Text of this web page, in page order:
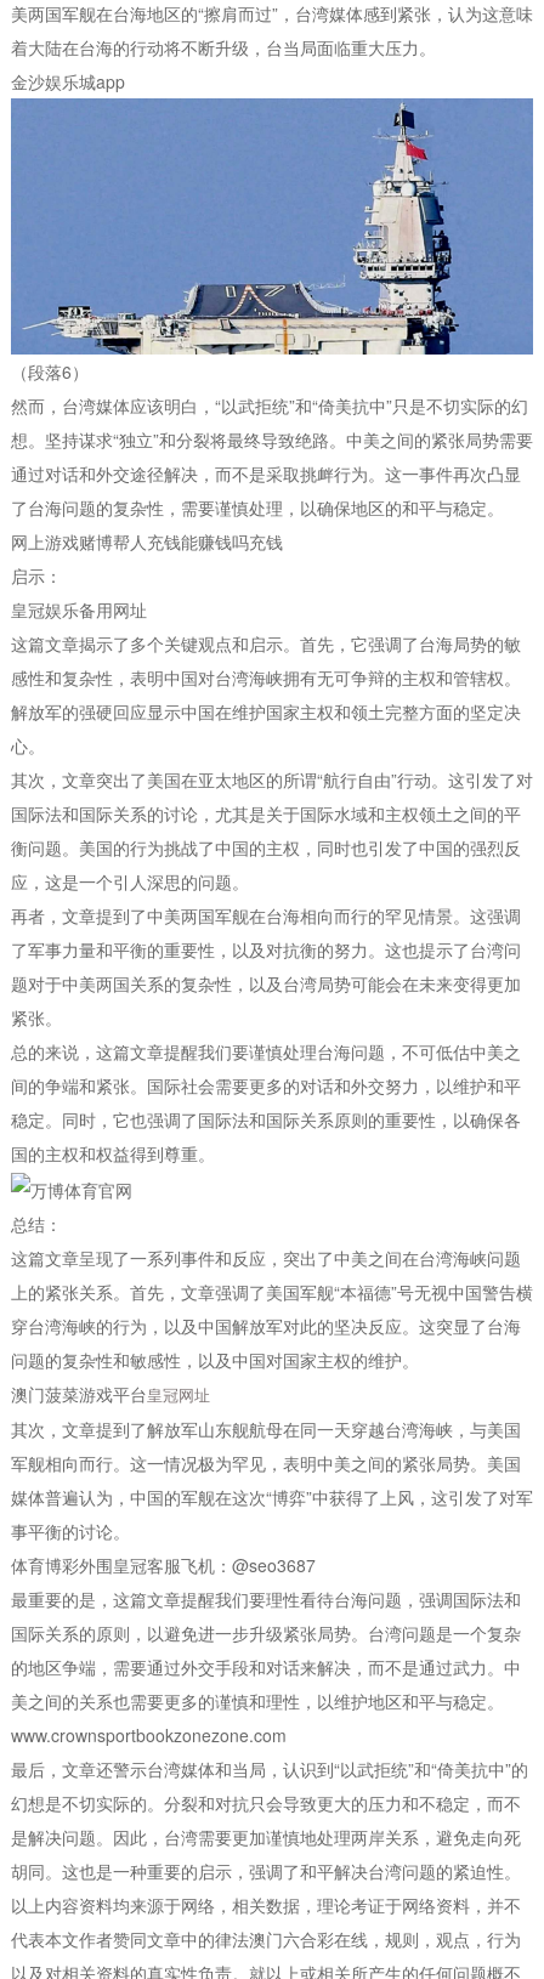
美两国军舰在台海地区的“擦肩而过”，台湾媒体感到紧张，认为这意味
着大陆在台海的行动将不断升级，台当局面临重大压力。
金沙娱乐城app
（段落6）
然而，台湾媒体应该明白，“以武拒统”和“倚美抗中”只是不切实际的幻
想。坚持谋求“独立”和分裂将最终导致绝路。中美之间的紧张局势需要
通过对话和外交途径解决，而不是采取挑衅行为。这一事件再次凸显
了台海问题的复杂性，需要谨慎处理，以确保地区的和平与稳定。
网上游戏赌博帮人充钱能赚钱吗充钱
启示：
皇冠娱乐备用网址
这篇文章揭示了多个关键观点和启示。首先，它强调了台海局势的敏
感性和复杂性，表明中国对台湾海峡拥有无可争辩的主权和管辖权。
解放军的强硬回应显示中国在维护国家主权和领土完整方面的坚定决
心。
其次，文章突出了美国在亚太地区的所谓“航行自由”行动。这引发了对
国际法和国际关系的讨论，尤其是关于国际水域和主权领土之间的平
衡问题。美国的行为挑战了中国的主权，同时也引发了中国的强烈反
应，这是一个引人深思的问题。
再者，文章提到了中美两国军舰在台海相向而行的罕见情景。这强调
了军事力量和平衡的重要性，以及对抗衡的努力。这也提示了台湾问
题对于中美两国关系的复杂性，以及台湾局势可能会在未来变得更加
紧张。
总的来说，这篇文章提醒我们要谨慎处理台海问题，不可低估中美之
间的争端和紧张。国际社会需要更多的对话和外交努力，以维护和平
稳定。同时，它也强调了国际法和国际关系原则的重要性，以确保各
国的主权和权益得到尊重。
总结：
这篇文章呈现了一系列事件和反应，突出了中美之间在台湾海峡问题
上的紧张关系。首先，文章强调了美国军舰“本福德”号无视中国警告横
穿台湾海峡的行为，以及中国解放军对此的坚决反应。这突显了台海
问题的复杂性和敏感性，以及中国对国家主权的维护。
澳门菠菜游戏平台皇冠网址
其次，文章提到了解放军山东舰航母在同一天穿越台湾海峡，与美国
军舰相向而行。这一情况极为罕见，表明中美之间的紧张局势。美国
媒体普遍认为，中国的军舰在这次“博弈”中获得了上风，这引发了对军
事平衡的讨论。
体育博彩外围皇冠客服飞机：@seo3687
最重要的是，这篇文章提醒我们要理性看待台海问题，强调国际法和
国际关系的原则，以避免进一步升级紧张局势。台湾问题是一个复杂
的地区争端，需要通过外交手段和对话来解决，而不是通过武力。中
美之间的关系也需要更多的谨慎和理性，以维护地区和平与稳定。
www.crownsportbookzonezone.com
最后，文章还警示台湾媒体和当局，认识到“以武拒统”和“倚美抗中”的
幻想是不切实际的。分裂和对抗只会导致更大的压力和不稳定，而不
是解决问题。因此，台湾需要更加谨慎地处理两岸关系，避免走向死
胡同。这也是一种重要的启示，强调了和平解决台湾问题的紧迫性。
以上内容资料均来源于网络，相关数据，理论考证于网络资料，并不
代表本文作者赞同文章中的律法澳门六合彩在线，规则，观点，行为
以及对相关资料的真实性负责。就以上或相关所产生的任何问题概不